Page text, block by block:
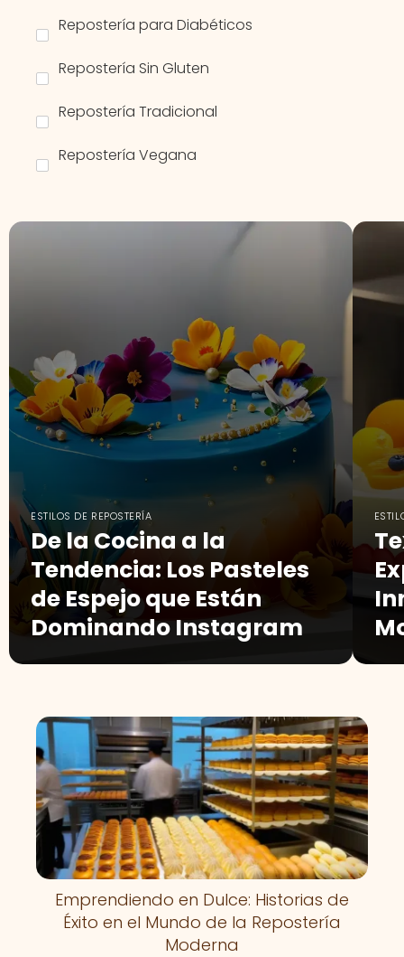
Repostería para Diabéticos
Repostería Sin Gluten
Repostería Tradicional
Repostería Vegana
ESTILOS DE REPOSTERÍA
De la Cocina a la
Tendencia: Los Pasteles
de Espejo que Están
Dominando Instagram
Emprendiendo en Dulce: Historias de
Éxito en el Mundo de la Repostería
Moderna